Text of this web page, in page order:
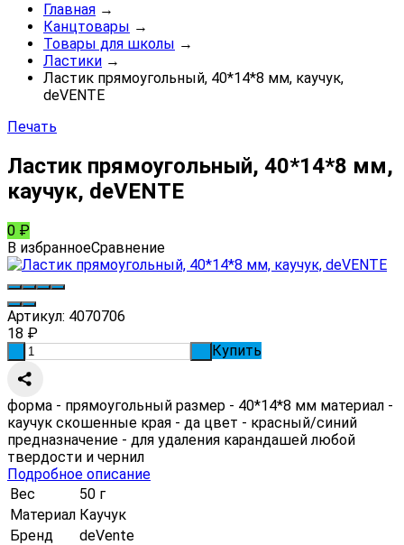
Главная →
Канцтовары →
Товары для школы →
Ластики →
Ластик прямоугольный, 40*14*8 мм, каучук,
deVENTE
Печать
Ластик прямоугольный, 40*14*8 мм,
каучук, deVENTE
0 ₽
В избранноеСравнение
Артикул: 4070706
18 ₽
Купить
форма - прямоугольный размер - 40*14*8 мм материал -
каучук скошенные края - да цвет - красный/синий
предназначение - для удаления карандашей любой
твердости и чернил
Подробное описание
Вес
50 г
Материал Каучук
Бренд
deVente